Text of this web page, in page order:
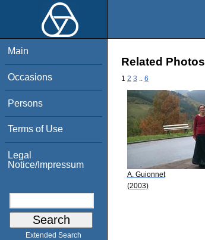
Main
Occasions
Persons
Terms of Use
Legal
Notice/Impressum
Extended Search
Related Photos
1 2 3 6
A. Guionnet
(2003)